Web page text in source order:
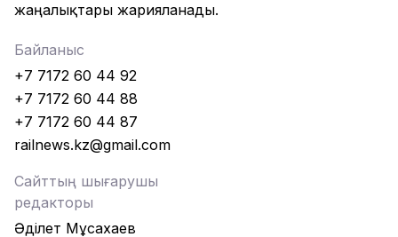
жаңалықтары жарияланады.
Байланыс
+7 7172 60 44 92
+7 7172 60 44 88
+7 7172 60 44 87
railnews.kz@gmail.com
Сайттың шығарушы
редакторы
Әділет Мұсахаев